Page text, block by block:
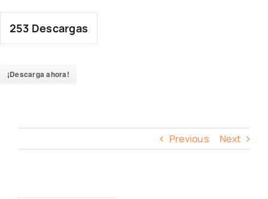
content
253 Descargas
¡Descarga ahora!
Previous Next